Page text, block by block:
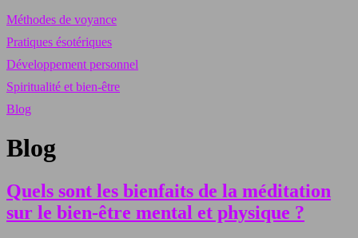
Méthodes de voyance
Pratiques ésotériques
Développement personnel
Spiritualité et bien-être
Blog
Blog
Quels sont les bienfaits de la méditation
sur le bien-être mental et physique ?